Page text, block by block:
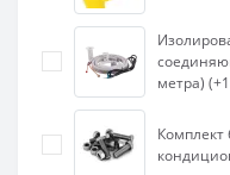
метра)
Комплект